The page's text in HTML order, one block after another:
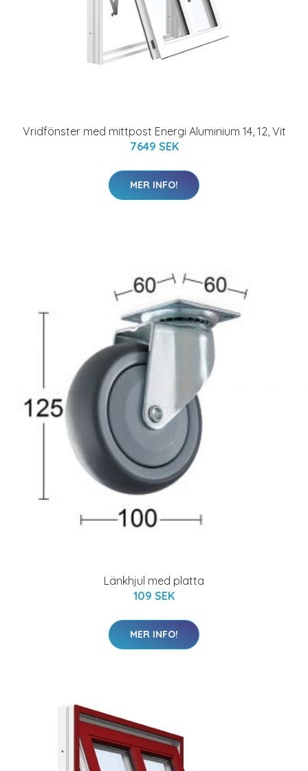
Vridfönster med mittpost Energi Aluminium 14, 12, Vit
7649 SEK
MER INFO!
Länkhjul med platta
109 SEK
MER INFO!